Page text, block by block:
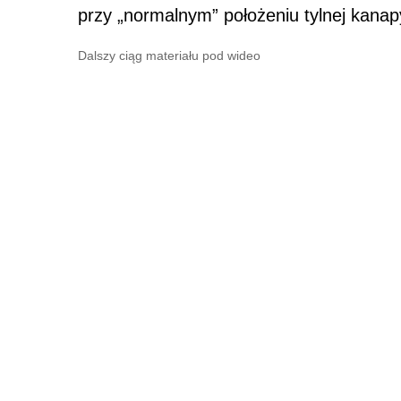
przy „normalnym” położeniu tylnej
Dalszy ciąg materiału pod wideo